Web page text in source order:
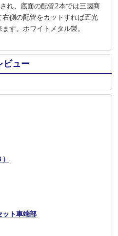
れ、底面の配管2本では三國商
側の配管をカットすれば五光
す。ホワイトメタル製。
ビュー
ト車端部